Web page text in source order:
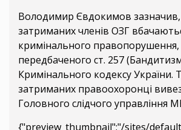
Володимир Євдокимов
затриманих членів ОЗГ
кримінального правопорушення,
передбаченого ст. 257
Кримінального кодексу України.
затриманих правоохоронці
Головного слідчого управління
{"preview_thumbnail":"/sites/